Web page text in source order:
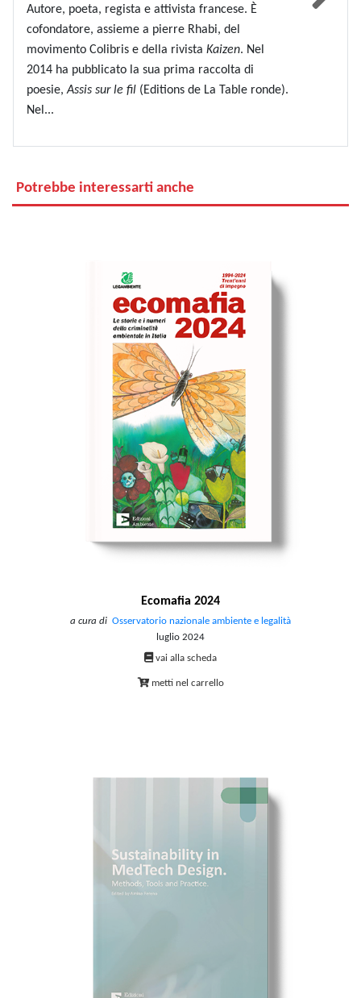
Autore, poeta, regista e attivista francese. È
cofondatore, assieme a pierre Rhabi, del
movimento Colibris e della rivista Kaizen. Nel
2014 ha pubblicato la sua prima raccolta di
poesie,Assis sur le fil (Editions de La Table ronde).
Nel...
Potrebbe interessarti anche
Ecomafia 2024
a cura di Osservatorio nazionale ambiente e legalità
luglio 2024
vai alla scheda
metti nel carrello